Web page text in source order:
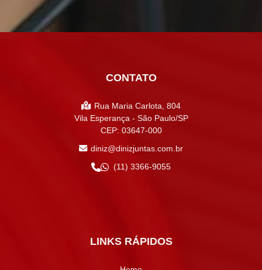
CONTATO
Rua Maria Carlota, 804
Vila Esperança - São Paulo/SP
CEP: 03647-000
diniz@dinizjuntas.com.br
(11) 3366-9055
LINKS RÁPIDOS